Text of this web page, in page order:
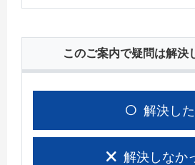
このご案内で疑問は解決
解決した
解決しなか